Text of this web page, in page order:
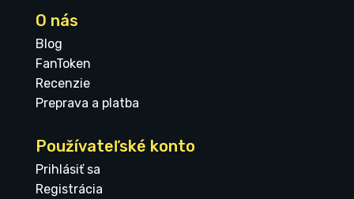
O nás
Blog
FanToken
Recenzie
Preprava a platba
Používateľské konto
Prihlásiť sa
Registrácia